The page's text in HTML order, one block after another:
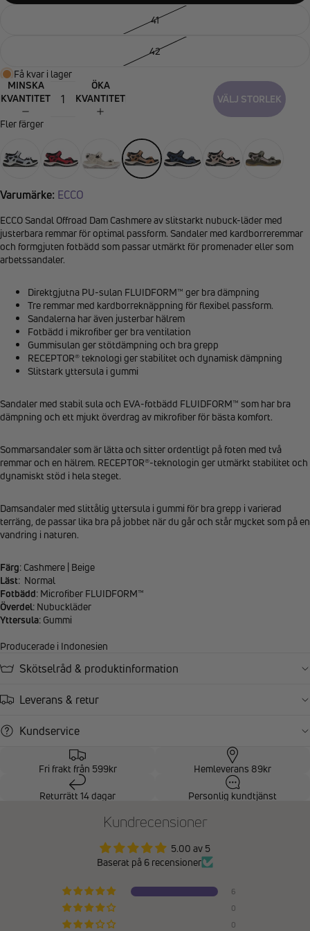
41
42
Få kvar i lager
MINSKA
KVANTITET
ÖKA
KVANTITET
VÄLJ STORLEK
Fler färger
Varumärke: ECCO
ECCO Sandal Offroad Dam Cashmere av slitstarkt nubuck-läder med
justerbara remmar för optimal passform. Sandaler med kardborreremmar
och formgjuten fotbädd som passar utmärkt för promenader eller som
arbetssandaler.
Direktgjutna PU-sulan FLUIDFORM™ ger bra dämpning
Tre remmar med kardborreknäppning för flexibel passform.
Sandalerna har även justerbar hälrem
Fotbädd i mikrofiber ger bra ventilation
Gummisulan ger stötdämpning och bra grepp
RECEPTOR® teknologi ger stabilitet och dynamisk dämpning
Slitstark yttersula i gummi
Sandaler med stabil sula och EVA-fotbädd FLUIDFORM™ som har bra
dämpning och ett mjukt överdrag av mikrofiber för bästa komfort.
Sommarsandaler som är lätta och sitter ordentligt på foten med två
remmar och en hälrem. RECEPTOR®-teknologin ger utmärkt stabilitet och
dynamiskt stöd i hela steget.
Damsandaler med slittålig yttersula i gummi för bra grepp i varierad
terräng, de passar lika bra på jobbet när du går och står mycket som på en
vandring i naturen.
Färg: Cashmere | Beige
Läst: Normal
Fotbädd: Microfiber FLUIDFORM™
Överdel: Nubuckläder
Yttersula: Gummi
Producerade i Indonesien
Skötselråd & produktinformation
Leverans & retur
Kundservice
Fri frakt från 599kr Hemleverans 89kr
Returrätt 14 dagar Personlig kundtjänst
Kundrecensioner
5.00 av 5
Baserat på 6 recensioner
6
0
0